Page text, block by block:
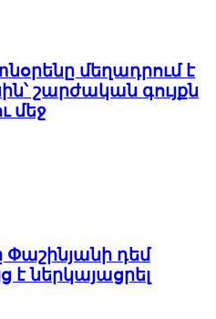
մեղադրում է
շարժական գույքն
մեջ
դեմ
է ներկայացրել